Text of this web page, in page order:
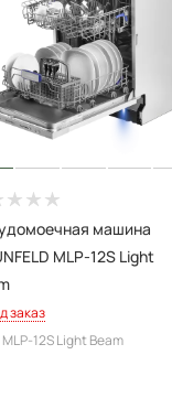
машина
MLP-12S Light
заказ
12S Light Beam